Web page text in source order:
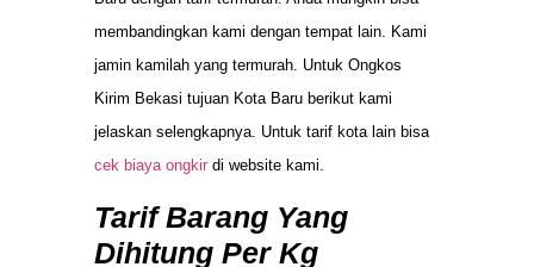
membandingkan kami dengan tempat lain. Kami
jamin kamilah yang termurah. Untuk Ongkos
Kirim Bekasi tujuan Kota Baru berikut kami
jelaskan selengkapnya. Untuk tarif kota lain bisa
cek biaya ongkir di website kami.
Tarif Barang Yang
Dihitung Per Kg